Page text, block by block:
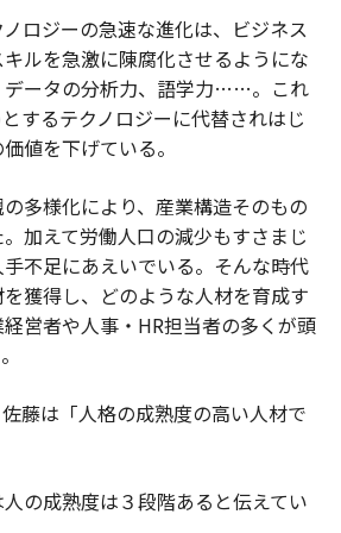
ロジーの急速な進化は、ビジネス
ルを急激に陳腐化させるようにな
データの分析力、語学力……。これ
するテクノロジーに代替されはじ
値を下げている。
多様化により、産業構造そのもの
加えて労働人口の減少もすさまじ
不足にあえいでいる。そんな時代
獲得し、どのような人材を育成す
経営者や人事・HR担当者の多くが頭
藤は「人格の成熟度の高い人材で
人の成熟度は３段階あると伝えてい